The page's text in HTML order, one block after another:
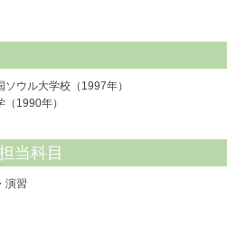
ウル大学校（1997年）
1990年）
当科目
演習